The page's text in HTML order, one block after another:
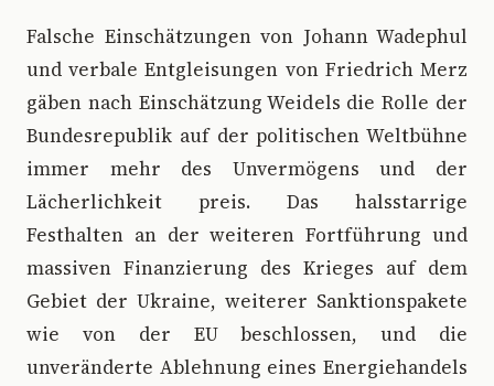
Falsche Einschätzungen von Johann Wadephul
und verbale Entgleisungen von Friedrich Merz
gäben nach Einschätzung Weidels die Rolle der
Bundesrepublik auf der politischen Weltbühne
immer mehr des Unvermögens und der
Lächerlichkeit preis. Das halsstarrige
Festhalten an der weiteren Fortführung und
massiven Finanzierung des Krieges auf dem
Gebiet der Ukraine, weiterer Sanktionspakete
wie von der EU beschlossen, und die
unveränderte Ablehnung eines Energiehandels